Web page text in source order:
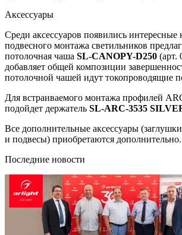
Аксессуары
Среди аксессуаров появились
подвесного монтажа светильников
потолочная чаша SL-CANOPY-D250 (арт.
добавляет общей композиции
потолочной чашей идут токопроводящие
Для встраиваемого монтажа профилей
подойдет держатель SL-ARC-3535
Все дополнительные аксессуары
и подвесы) приобретаются дополнительно.
Последние новости